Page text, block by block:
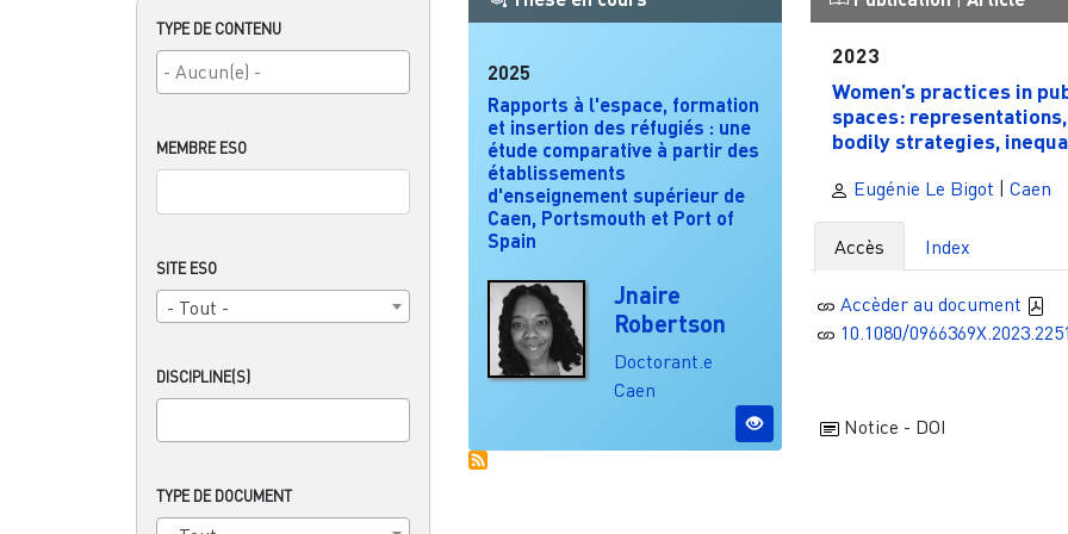
TYPE DE CONTENU
MEMBRE ESO
SITE ESO
- Tout -
DISCIPLINE(S)
TYPE DE DOCUMENT
2025
Rapports à l'espace, formation
et insertion des réfugiés : une
étude comparative à partir des
établissements
d'enseignement supérieur de
Caen, Portsmouth et Port of
Spain
Jnaire
Robertson
Doctorant.e
Caen
2023
Women’s practices in
spaces: representations,
bodily strategies,
Eugénie Le Bigot | Caen
Accès Index
Accèder au document
10.1080/
Notice - DOI